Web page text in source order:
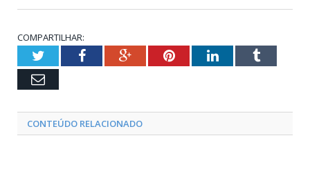
COMPARTILHAR:
TwitterFacebookGoogle+PinterestLinkedInTumblr
Email
CONTEÚDO RELACIONADO